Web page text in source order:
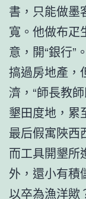
書，只能做墨
寬。他做布疋
意，開“銀行”
搞過房地產，
濟，“師長教
墾田度地，累
最后假寓陜西
而工具開墾所
外，還小有積
以卒為漁洋歟